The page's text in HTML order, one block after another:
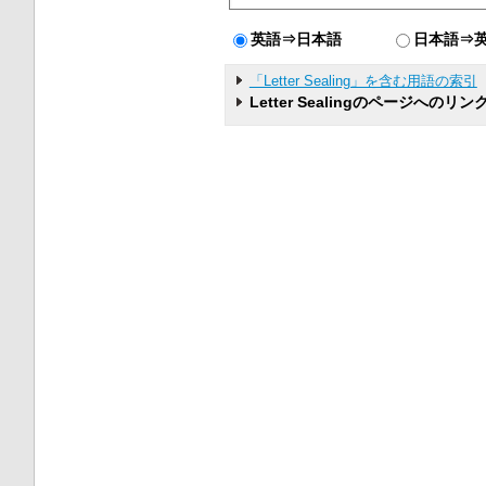
英語⇒日本語 日本語⇒
「Letter Sealing」を含む用語の索引
Letter Sealingのページへのリン